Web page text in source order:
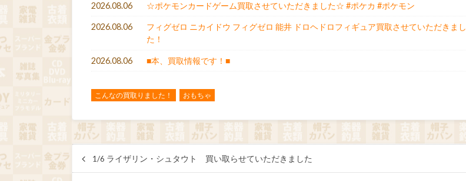
2026.08.06 ☆ポケモンカードゲーム買取させていただきました☆ #ポケカ #ポケモン
2026.08.06
フィグゼロ ニカイドウ フィグゼロ 能井 ドロヘドロフィギュア買取させていただきまし
た！
2026.08.06 ■本、買取情報です！■
こんなの買取りました！ おもちゃ
1/6 ライザリン・シュタウト 買い取らせていただきました